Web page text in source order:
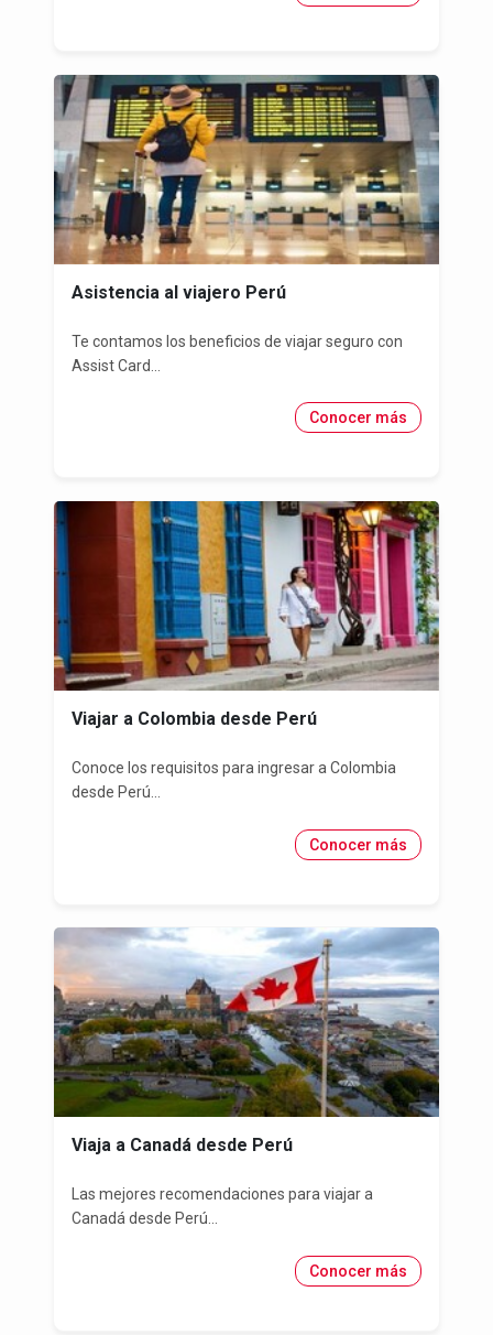
Asistencia al viajero Perú
Te contamos los beneficios de viajar seguro con
Assist Card...
Conocer más
Viajar a Colombia desde Perú
Conoce los requisitos para ingresar a Colombia
desde Perú...
Conocer más
Viaja a Canadá desde Perú
Las mejores recomendaciones para viajar a
Canadá desde Perú...
Conocer más